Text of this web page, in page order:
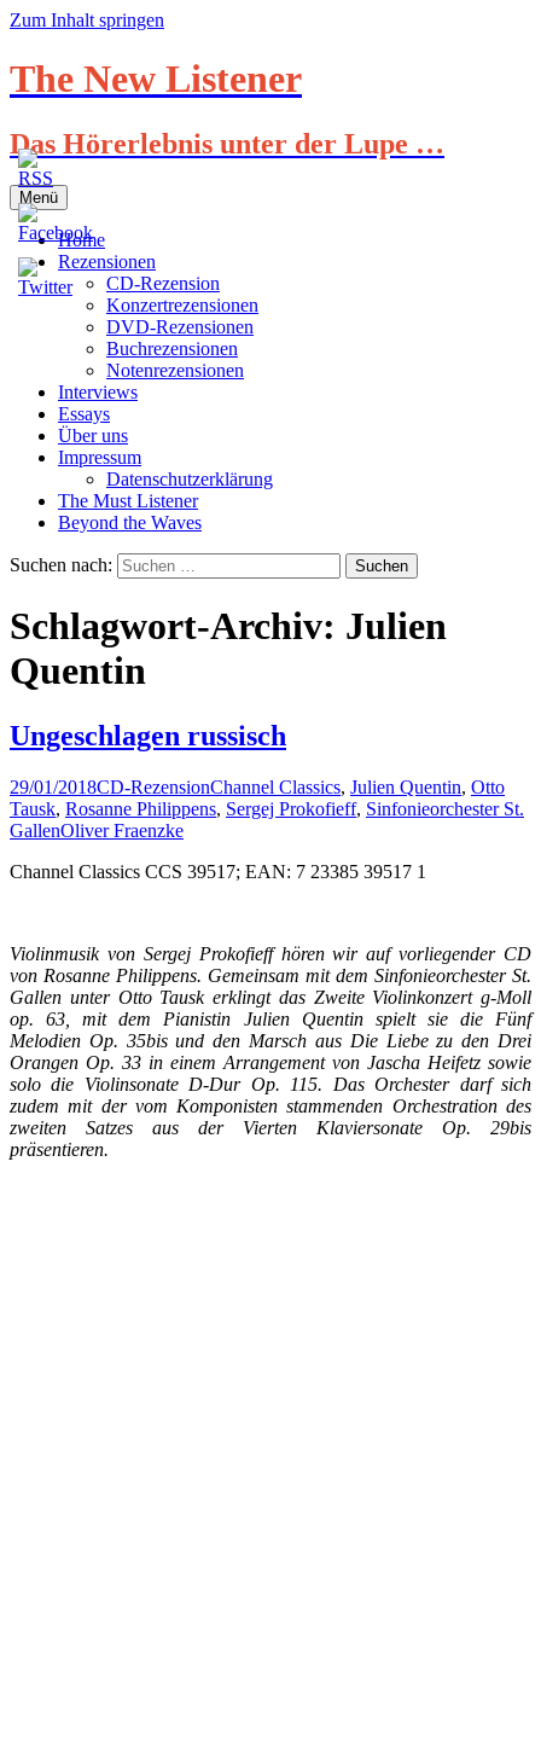
Zum Inhalt springen
The New Listener
Das Hörerlebnis unter der Lupe …
Menü
Home
Rezensionen
CD-Rezension
Konzertrezensionen
DVD-Rezensionen
Buchrezensionen
Notenrezensionen
Interviews
Essays
Über uns
Impressum
Datenschutzerklärung
The Must Listener
Beyond the Waves
Suchen nach:
Schlagwort-Archiv: Julien
Quentin
Ungeschlagen russisch
29/01/2018CD-RezensionChannel Classics, Julien Quentin, Otto
Tausk, Rosanne Philippens, Sergej Prokofieff, Sinfonieorchester St.
GallenOliver Fraenzke
Channel Classics CCS 39517; EAN: 7 23385 39517 1
Violinmusik von Sergej Prokofieff hören wir auf vorliegender CD
von Rosanne Philippens. Gemeinsam mit dem Sinfonieorchester St.
Gallen unter Otto Tausk erklingt das Zweite Violinkonzert g-Moll
op. 63, mit dem Pianistin Julien Quentin spielt sie die Fünf
Melodien Op. 35bis und den Marsch aus Die Liebe zu den Drei
Orangen Op. 33 in einem Arrangement von Jascha Heifetz sowie
solo die Violinsonate D-Dur Op. 115. Das Orchester darf sich
zudem mit der vom Komponisten stammenden Orchestration des
zweiten Satzes aus der Vierten Klaviersonate Op. 29bis
präsentieren.